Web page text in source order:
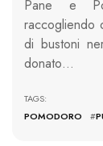
Pane e
raccogliendo
di bustoni
donato…
POMODORO
#